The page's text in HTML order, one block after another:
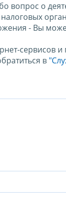
вопрос о
- Вы
сервисов
в